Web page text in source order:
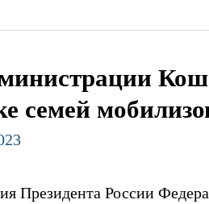
семей
Президента России